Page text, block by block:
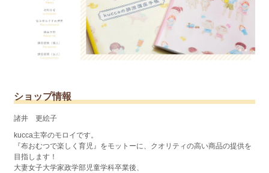
ショップ情報
諸井 更絵子
kucca主宰のモロイです。
『布おむつで楽しく育児』をモットーに、クオリティの高い商品の提供を
目指します！
大妻女子大学家政学部児童学科卒業後、